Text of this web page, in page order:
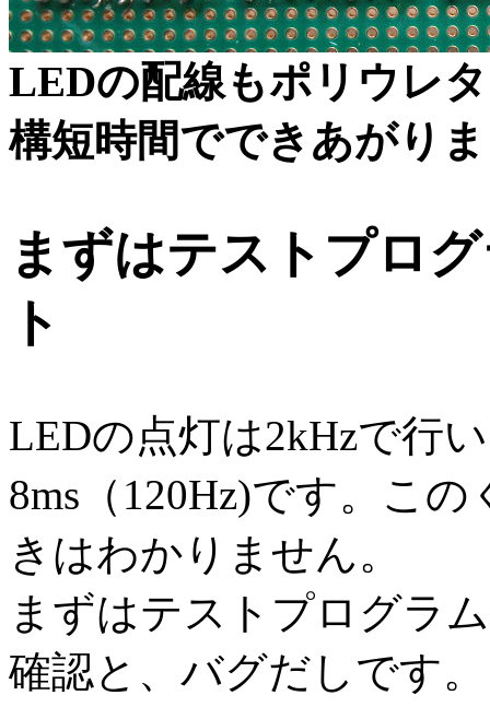
LEDの配線もポリウレ
構短時間でできあがり
まずはテストプロ
ト
LEDの点灯は2kHzで行
8ms（120Hz)です。こ
きはわかりません。
まずはテストプログラ
確認と、バグだしです。